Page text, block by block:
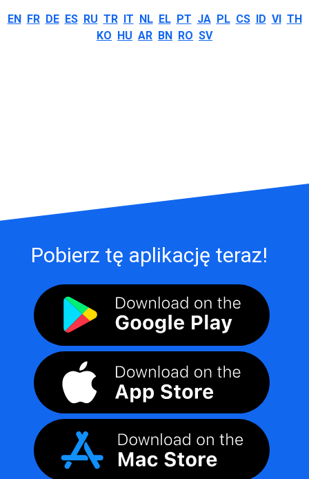
EN FR DE ES RU TR IT NL EL PT JA PL CS ID VI TH
KO HU AR BN RO SV
Pobierz tę aplikację teraz!